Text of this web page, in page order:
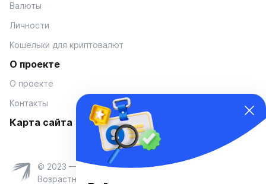
Валюты
Личности
Кошельки для криптовалют
О проекте
О проекте
Контакты
Карта сайта
© 2023 — Coinmania
Возрастное ограничение 16+